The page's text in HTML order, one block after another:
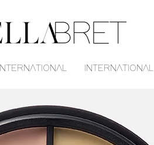
INTERNATIONAL INTERNATIONAL